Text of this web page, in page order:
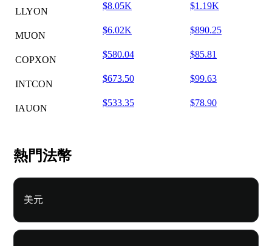
LLYON
$8.05K $1.19K
MUON
$6.02K $890.25
COPXON
$580.04 $85.81
INTCON
$673.50 $99.63
IAUON
$533.35 $78.90
熱門法幣
美元